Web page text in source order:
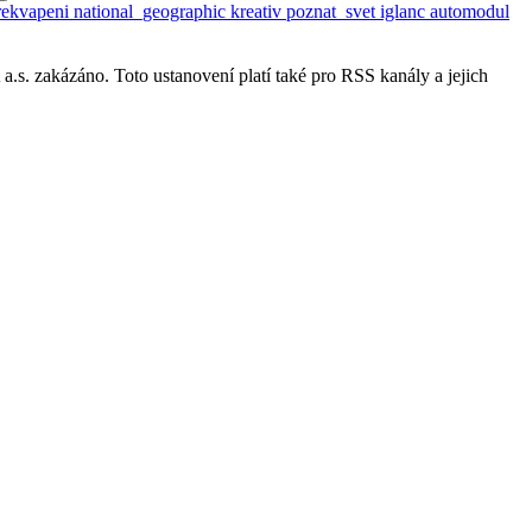
national_geographic kreativ poznat_svet iglanc automodul
zakázáno. Toto ustanovení platí také pro RSS kanály a jejich